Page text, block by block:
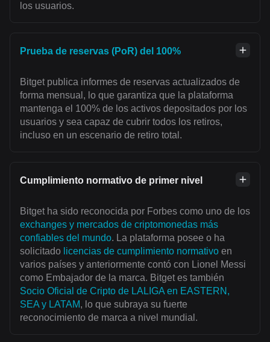
los usuarios.
Prueba de reservas (PoR) del 100%
Bitget publica informes de reservas actualizados de
forma mensual, lo que garantiza que la plataforma
mantenga el 100% de los activos depositados por los
usuarios y sea capaz de cubrir todos los retiros,
incluso en un escenario de retiro total.
Cumplimiento normativo de primer nivel
Bitget ha sido reconocida por Forbes como uno de los
exchanges y mercados de criptomonedas más
confiables del mundo. La plataforma posee o ha
solicitado licencias de cumplimiento normativo en
varios países y anteriormente contó con Lionel Messi
como Embajador de la marca. Bitget es también
Socio Oficial de Cripto de LALIGA en EASTERN,
SEA y LATAM, lo que subraya su fuerte
reconocimiento de marca a nivel mundial.